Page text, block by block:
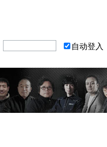
自动登入